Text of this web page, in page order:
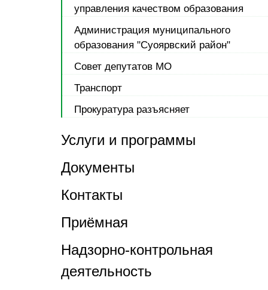
управления качеством образования
Администрация муниципального
образования "Суоярвский район"
Совет депутатов МО
Транспорт
Прокуратура разъясняет
Услуги и программы
Документы
Контакты
Приёмная
Надзорно-контрольная
деятельность